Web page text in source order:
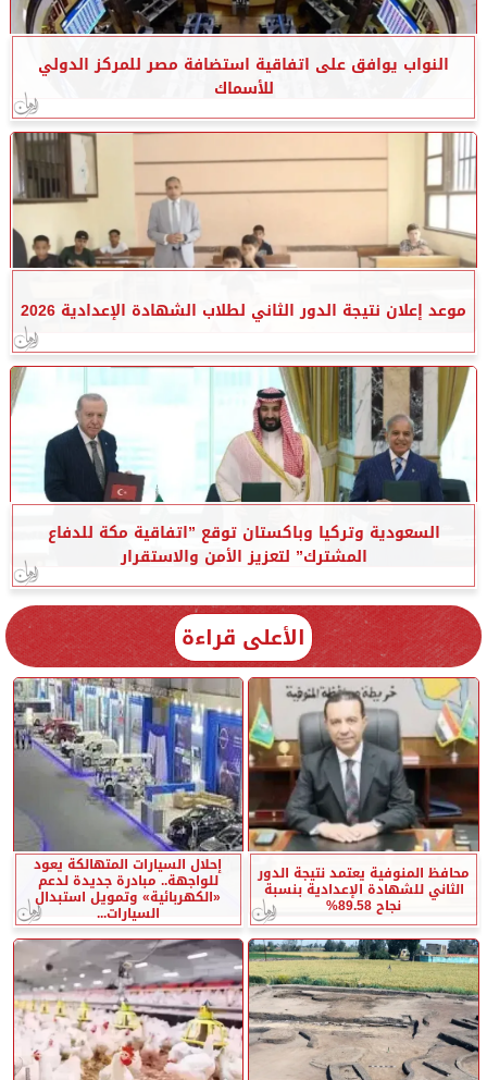
النواب يوافق على اتفاقية استضافة مصر للمركز الدولي
للأسماك
موعد إعلان نتيجة الدور الثاني لطلاب الشهادة الإعدادية 2026
السعودية وتركيا وباكستان توقع ”اتفاقية مكة للدفاع
المشترك” لتعزيز الأمن والاستقرار
الأعلى قراءة
محافظ المنوفية يعتمد نتيجة الدور
الثاني للشهادة الإعدادية بنسبة
نجاح 89.58%
إحلال السيارات المتهالكة يعود
للواجهة.. مبادرة جديدة لدعم
«الكهربائية» وتمويل استبدال
السيارات...